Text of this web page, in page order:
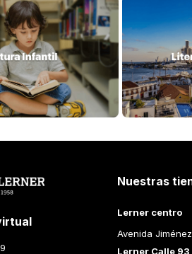
compraron
Carrito
$ 69.000
MOBY DICK
Añadir al